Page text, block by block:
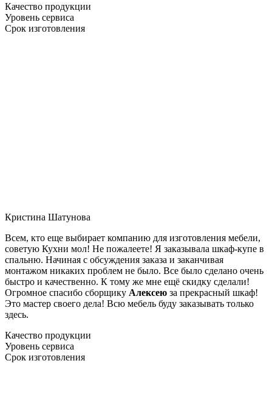
Качество продукции
Уровень сервиса
Срок изготовления
Кристина Шатунова
Всем, кто еще выбирает компанию для изготовления мебели,
советую Кухни мол! Не пожалеете! Я заказывала шкаф-купе в
спальню. Начиная с обсуждения заказа и заканчивая
монтажом никаких проблем не было. Все было сделано очень
быстро и качественно. К тому же мне ещё скидку сделали!
Огромное спасибо сборщику Алексею за прекрасный шкаф!
Это мастер своего дела! Всю мебель буду заказывать только
здесь.
Качество продукции
Уровень сервиса
Срок изготовления